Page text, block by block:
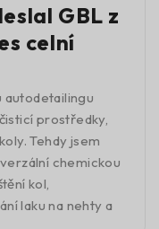
GBL z
celní
autodetailingu
prostředky,
Tehdy jsem
chemickou
kol,
laku na nehty a